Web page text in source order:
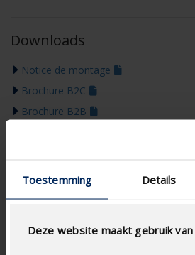
Toestemming Details
Deze website maakt gebruik
Downloads
Notice de montage
Brochure B2C
Brochure B2B
Cahier des charges